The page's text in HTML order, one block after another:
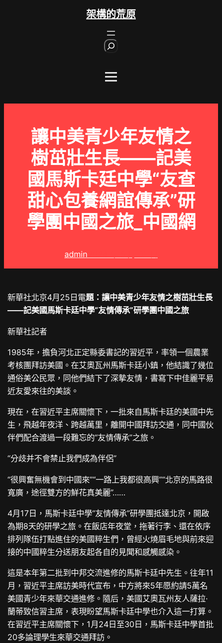
架構的荒原
讓中美青少年友情之
樹茁壯生長——記美
國馬斯卡廷中學“友查
甜心包養網誼傳承”研
學團中國之旅_中國網
admin
新華社北京4月25日電題：讓中美青少年友情之樹茁壯生長
——記美國馬斯卡廷中學“友情傳承”研學團中國之旅
新華社記者
1985年，擔負河北正定縣委書記的習近平，率領一個農業
考核團拜訪美國。在艾奧瓦州馬斯卡廷小鎮，他結識了幾位
通俗美公民眾，同他們結下了深摯友情，書寫下中佳麗平易
近友愛來往的美談。
現在，在習近平主席關懷下，一批來自馬斯卡廷的美國中先
生，飛越年夜洋、跨越萬里，離開中國拜訪交通，同中國伙
伴們配合渡過一段難忘的“友情傳承”之旅。
“分歧并不會禁止我們成為伴侶”
“很興奮無機會到中國來”“一路上我都很高興”“北京的馬路很
寬廣，途徑雙方的鮮花真美麗”……
4月17日，馬斯卡廷中學“友情傳承”研學團抵達北京，開啟
為期8天的研學之旅。在飯店年夜堂，拖著行李、還在依序
排列隊伍打點進住的美國粹生們，曾經火燒眉毛地與前來迎
接的中國粹生分送朋友起各自的見聞和感觸感染。
這是本年第二批到中邦交流進修的馬斯卡廷中先生。往年11
月，習近平主席訪美時代宣布，中方將來5年愿約請5萬名
美國青少年來華交通進修。隨后，美國艾奧瓦州友人薩拉·
蘭蒂致信習主席，表現盼望馬斯卡廷中學也介入這一打算。
在習近平主席關懷下，1月24日至30日，馬斯卡廷中學首批
20多論理學生來華交通拜訪。